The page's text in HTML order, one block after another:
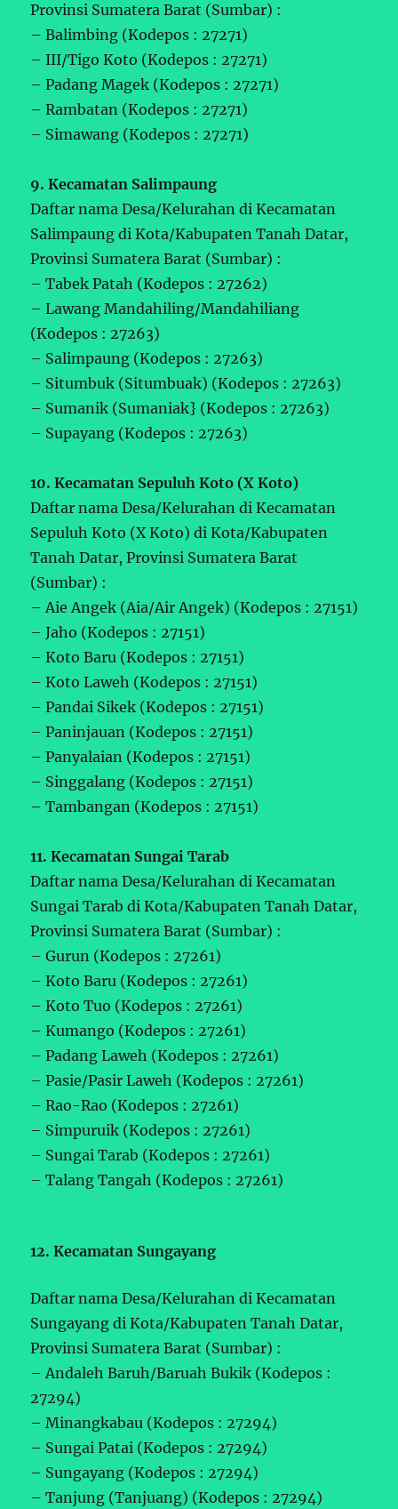
Provinsi Sumatera Barat (Sumbar) :
– Balimbing (Kodepos : 27271)
– III/Tigo Koto (Kodepos : 27271)
– Padang Magek (Kodepos : 27271)
– Rambatan (Kodepos : 27271)
– Simawang (Kodepos : 27271)
9. Kecamatan Salimpaung
Daftar nama Desa/Kelurahan di Kecamatan
Salimpaung di Kota/Kabupaten Tanah Datar,
Provinsi Sumatera Barat (Sumbar) :
– Tabek Patah (Kodepos : 27262)
– Lawang Mandahiling/Mandahiliang
(Kodepos : 27263)
– Salimpaung (Kodepos : 27263)
– Situmbuk (Situmbuak) (Kodepos : 27263)
– Sumanik (Sumaniak} (Kodepos : 27263)
– Supayang (Kodepos : 27263)
10. Kecamatan Sepuluh Koto (X Koto)
Daftar nama Desa/Kelurahan di Kecamatan
Sepuluh Koto (X Koto) di Kota/Kabupaten
Tanah Datar, Provinsi Sumatera Barat
(Sumbar) :
– Aie Angek (Aia/Air Angek) (Kodepos : 27151)
– Jaho (Kodepos : 27151)
– Koto Baru (Kodepos : 27151)
– Koto Laweh (Kodepos : 27151)
– Pandai Sikek (Kodepos : 27151)
– Paninjauan (Kodepos : 27151)
– Panyalaian (Kodepos : 27151)
– Singgalang (Kodepos : 27151)
– Tambangan (Kodepos : 27151)
11. Kecamatan Sungai Tarab
Daftar nama Desa/Kelurahan di Kecamatan
Sungai Tarab di Kota/Kabupaten Tanah Datar,
Provinsi Sumatera Barat (Sumbar) :
– Gurun (Kodepos : 27261)
– Koto Baru (Kodepos : 27261)
– Koto Tuo (Kodepos : 27261)
– Kumango (Kodepos : 27261)
– Padang Laweh (Kodepos : 27261)
– Pasie/Pasir Laweh (Kodepos : 27261)
– Rao-Rao (Kodepos : 27261)
– Simpuruik (Kodepos : 27261)
– Sungai Tarab (Kodepos : 27261)
– Talang Tangah (Kodepos : 27261)
12. Kecamatan Sungayang
Daftar nama Desa/Kelurahan di Kecamatan
Sungayang di Kota/Kabupaten Tanah Datar,
Provinsi Sumatera Barat (Sumbar) :
– Andaleh Baruh/Baruah Bukik (Kodepos :
27294)
– Minangkabau (Kodepos : 27294)
– Sungai Patai (Kodepos : 27294)
– Sungayang (Kodepos : 27294)
– Tanjung (Tanjuang) (Kodepos : 27294)